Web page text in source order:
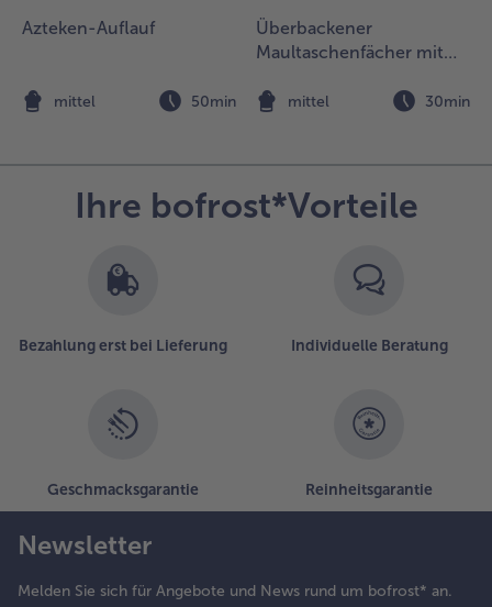
Azteken-Auflauf
mittel 50min
Überbackener
Maultaschenfächer mit
mittel 30min
Ihre bofrost*Vorteile
Bezahlung erst bei Lieferung Individuelle Beratung
Geschmacksgarantie Reinheitsgarantie
Newsletter
Melden Sie sich für Angebote und News rund um bofrost* an.